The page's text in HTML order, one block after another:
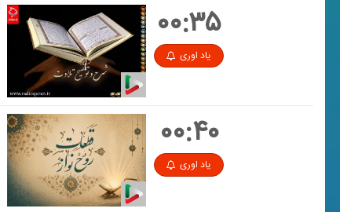
۰۰:۳۵
یاد اوری
۰۰:۴۰
یاد اوری